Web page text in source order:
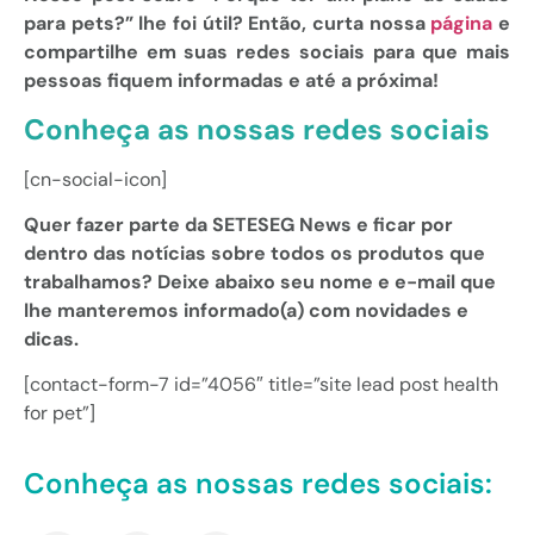
para pets?” lhe foi útil? Então, curta nossa página e
compartilhe em suas redes sociais para que mais
pessoas fiquem informadas e até a próxima!
Conheça as nossas redes sociais
[cn-social-icon]
Quer fazer parte da SETESEG News e ficar por
dentro das notícias sobre todos os produtos que
trabalhamos? Deixe abaixo seu nome e e-mail que
lhe manteremos informado(a) com novidades e
dicas.
[contact-form-7 id=”4056″ title=”site lead post health
for pet”]
Conheça as nossas redes sociais: